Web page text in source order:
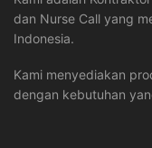
dan Nurse Call yang
Indonesia.
Kami menyediakan
dengan kebutuhan